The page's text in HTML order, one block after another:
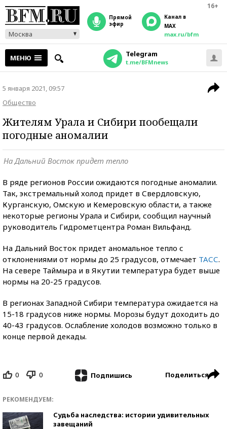
16+
Москва
прямой
эфир
Канал в
MAX
max.ru/bfm
МЕНЮ Telegram
t.me/BFMnews
5 января 2021, 09:57
Общество
Жителям Урала и Сибири пообещали
погодные аномалии
На Дальний Восток придет тепло
В ряде регионов России ожидаются погодные аномалии.
Так, экстремальный холод придет в Свердловскую,
Курганскую, Омскую и Кемеровскую области, а также
некоторые регионы Урала и Сибири, сообщил научный
руководитель Гидрометцентра Роман Вильфанд.
На Дальний Восток придет аномальное тепло с
отклонениями от нормы до 25 градусов, отмечает ТАСС.
На севере Таймыра и в Якутии температура будет выше
нормы на 20-25 градусов.
В регионах Западной Сибири температура ожидается на
15-18 градусов ниже нормы. Морозы будут доходить до
40-43 градусов. Ослабление холодов возможно только в
конце первой декады.
0 0 Подпишись Поделиться
РЕКОМЕНДУЕМ:
Судьба наследства: истории удивительных
завещаний